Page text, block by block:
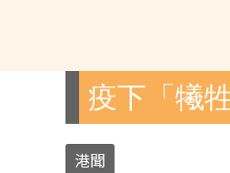
疫下「犧
港聞